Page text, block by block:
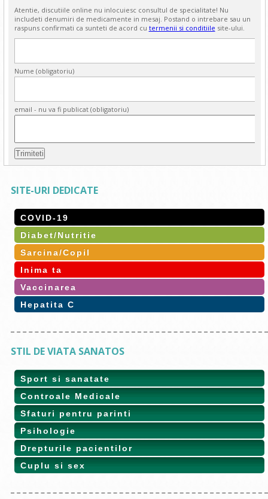
Atentie, discutiile online nu inlocuiesc consultul de specialitate! Nu
includeti denumiri de medicamente in mesaj. Postand o intrebare sau un
raspuns confirmati ca sunteti de acord cu termenii si conditiile site-ului.
Nume (obligatoriu)
email - nu va fi publicat (obligatoriu)
SITE-URI DEDICATE
COVID-19
Diabet/Nutritie
Sarcina/Copil
Inima ta
Vaccinarea
Hepatita C
STIL DE VIATA SANATOS
Sport si sanatate
Controale Medicale
Sfaturi pentru parinti
Psihologie
Drepturile pacientilor
Cuplu si sex